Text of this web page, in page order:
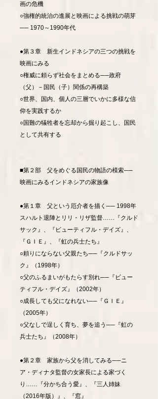
画の危機
○強権的統治の進展と映画による挑戦の萌芽
── 1970～1990年代
●第３章 新生インドネシアの三つの挑戦を
映画にみる
○権威に頼らず社会をまとめる──政府
（父）－国民（子）関係の再構築
○世界、国内、個人の三層でいかに多様な信
仰を実践するか
○国難の犠牲者を忘却から掘り起こし、国民
として共有する
■第２部 父をめぐる国民の物語の模索──
映画にみるインドネシアの家族像
●第１章 父という厄介者を描く── 1998年
スハルト退陣とリリ・リザ監督……『クルド
サック』、『ビューティフル・デイズ』、
『ＧＩＥ』、『虹の兵士たち』
○頼りにならない父親たち──『クルドサッ
ク』（1998年）
○父のふるまいがもたらす別れ──『ビュー
ティフル・デイズ』（2002年）
○成長しても父になれない──『ＧＩＥ』
（2005年）
○父なしで逞しく育ち、夢を追う──『虹の
兵士たち』（2008年）
●第２章 家族から父を消してみる──ニ
ア・ディナタ監督の女家長による家づく
り……『分かち合う愛』、『三人姉妹
（2016年版）』、『窓』